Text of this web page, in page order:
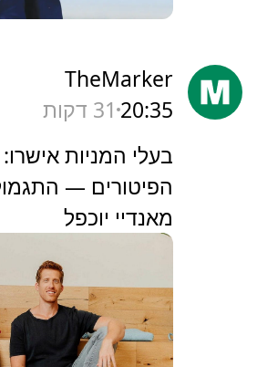
TheMarker
20:35 31 דקות
‏בעלי המניות
הפיטורים —
מאנדיי יוכפל